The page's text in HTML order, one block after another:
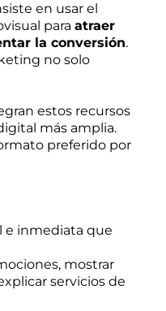
en usar el
para atraer
la conversión.
no solo
estos recursos
más amplia.
preferido por
e inmediata que
mostrar
servicios de